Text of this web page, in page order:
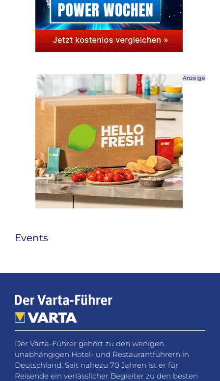
Anzeige
Events
Der Varta-Führer gehört zu den wenigen
unabhängigen Hotel- und Restaurantführern in
Deutschland. Seit nahezu 70 Jahren ist er für
Reisende ein verlässlicher Begleiter zu den besten